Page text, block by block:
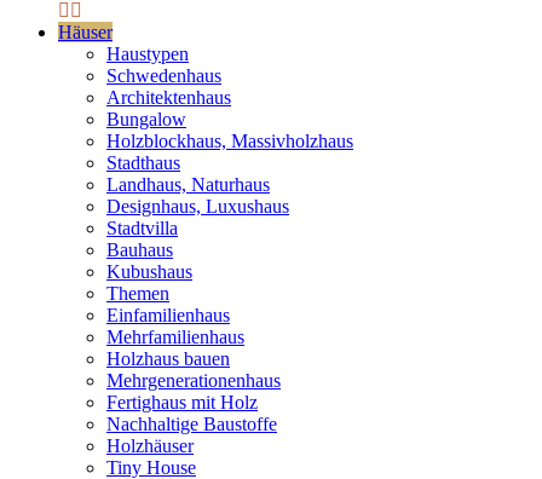
Häuser
Haustypen
Schwedenhaus
Architektenhaus
Bungalow
Holzblockhaus, Massivholzhaus
Stadthaus
Landhaus, Naturhaus
Designhaus, Luxushaus
Stadtvilla
Bauhaus
Kubushaus
Themen
Einfamilienhaus
Mehrfamilienhaus
Holzhaus bauen
Mehrgenerationenhaus
Fertighaus mit Holz
Nachhaltige Baustoffe
Holzhäuser
Tiny House